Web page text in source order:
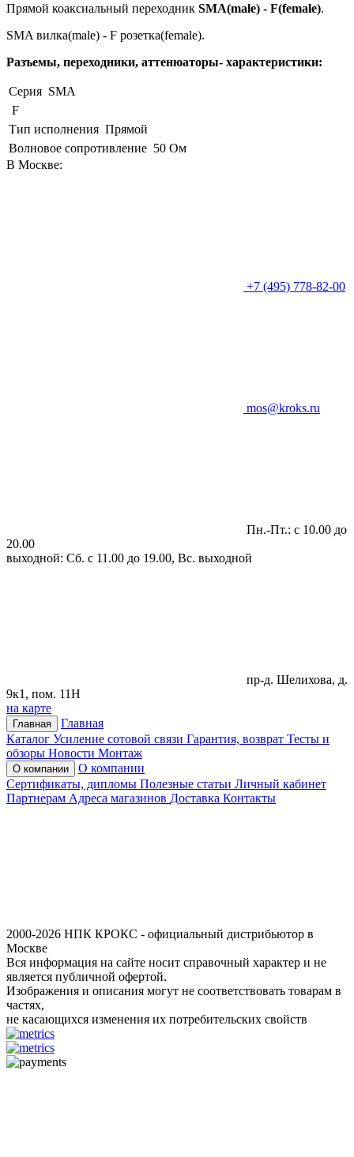
Прямой коаксиальный переходник SMA(male) - F(female).
SMA вилка(male) - F розетка(female).
Разъемы, переходники, аттенюаторы- характеристики:
Серия SMA
F
Тип исполнения Прямой
Волновое сопротивление 50 Ом
В Москве:
+7 (495) 778-82-00
mos@kroks.ru
Пн.-Пт.: с 10.00 до
20.00
выходной: Сб. с 11.00 до 19.00, Вс. выходной
пр-д. Шелихова, д.
9к1, пом. 11Н
на карте
Главная
Главная
Каталог Усиление сотовой связи Гарантия, возврат Тесты и
обзоры Новости Монтаж
О компании
О компании
Сертификаты, дипломы Полезные статьи Личный кабинет
Партнерам Адреса магазинов Доставка Контакты
2000-2026 НПК КРОКС - официальный дистрибьютор в
Москве
Вся информация на сайте носит справочный характер и не
является публичной офертой.
Изображения и описания могут не соответствовать товарам в
частях,
не касающихся изменения их потребительских свойств